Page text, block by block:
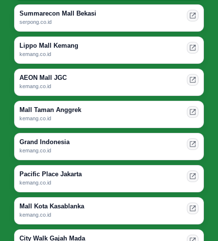
Summarecon Mall Bekasi
serpong.co.id
Lippo Mall Kemang
kemang.co.id
AEON Mall JGC
kemang.co.id
Mall Taman Anggrek
kemang.co.id
Grand Indonesia
kemang.co.id
Pacific Place Jakarta
kemang.co.id
Mall Kota Kasablanka
kemang.co.id
City Walk Gajah Mada